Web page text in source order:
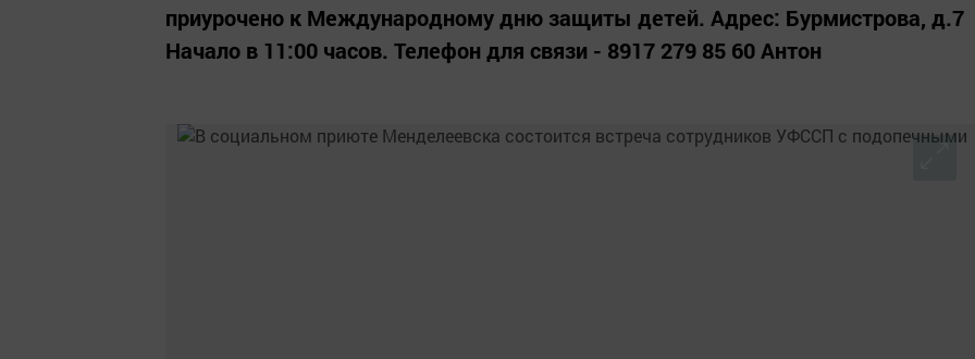
приурочено к Международному дню защиты детей. Адрес: Бурмистрова, д.7
Начало в 11:00 часов. Телефон для связи - 8917 279 85 60 Антон